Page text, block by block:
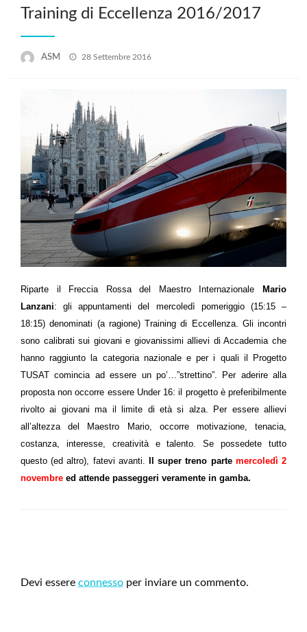
Training di Eccellenza 2016/2017
ASM
Posted
28 Settembre 2016
Riparte il Freccia Rossa del Maestro Internazionale
Mario
Lanzani: gli appuntamenti del mercoledì pomeriggio (15:15 –
18:15) denominati (a ragione) Training di Eccellenza. Gli incontri
sono calibrati sui giovani e giovanissimi allievi di Accademia che
hanno raggiunto la categoria nazionale e per i quali il Progetto
TUSAT comincia ad essere un po’…”strettino”. Per aderire alla
proposta non occorre essere Under 16: il progetto è preferibilmente
rivolto ai giovani ma il limite di età si alza. Per essere allievi
all’altezza del Maestro Mario, occorre motivazione, tenacia,
costanza, interesse, creatività e talento. Se possedete tutto
questo (ed altro), fatevi avanti.
Il super treno parte mercoledì 2
novembre ed attende passeggeri veramente in gamba.
Devi essere connesso per inviare un commento.